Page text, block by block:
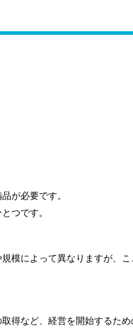
が必要です。
つです。
模によって異なりますが、
得など、経営を開始するた